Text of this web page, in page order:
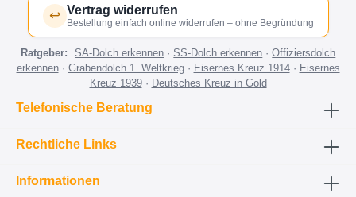
↩ Vertrag widerrufen
Bestellung einfach online widerrufen – ohne Begründung
Ratgeber: SA-Dolch erkennen ·SS-Dolch erkennen ·Offiziersdolch
erkennen· Grabendolch 1. Weltkrieg· Eisernes Kreuz 1914· Eisernes
Kreuz 1939· Deutsches Kreuz in Gold
Telefonische Beratung
Rechtliche Links
Informationen